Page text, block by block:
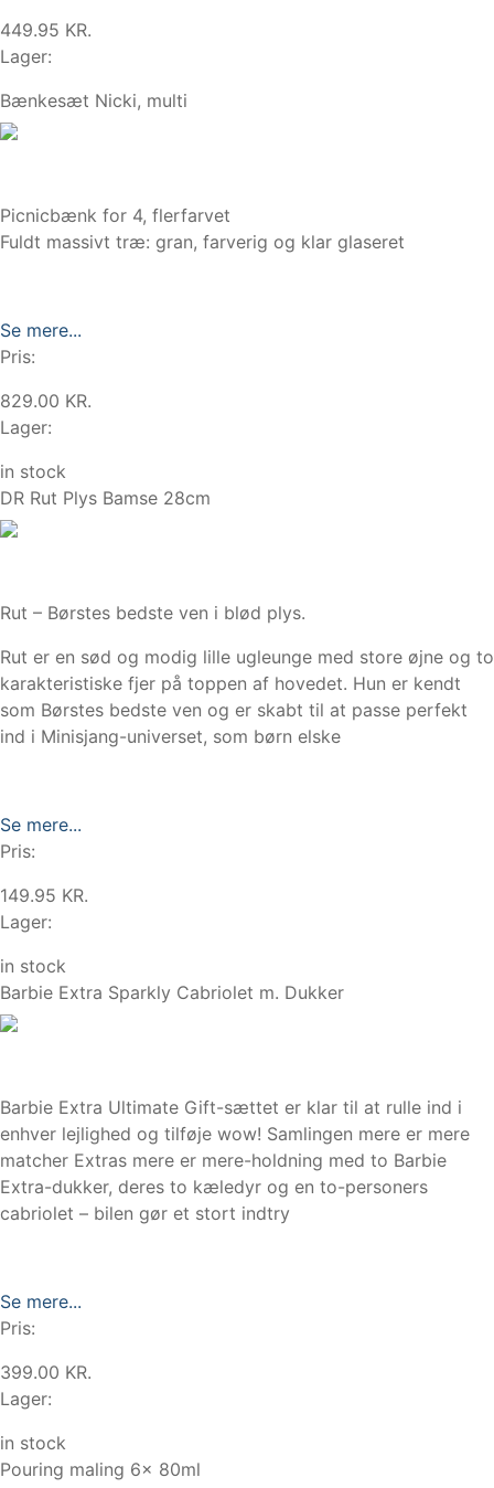
449.95 KR.
Lager:
Bænkesæt Nicki, multi
Picnicbænk for 4, flerfarvet
Fuldt massivt træ: gran, farverig og klar glaseret
Se mere...
Pris:
829.00 KR.
Lager:
in stock
DR Rut Plys Bamse 28cm
Rut – Børstes bedste ven i blød plys.
Rut er en sød og modig lille ugleunge med store øjne og to
karakteristiske fjer på toppen af hovedet. Hun er kendt
som Børstes bedste ven og er skabt til at passe perfekt
ind i Minisjang-universet, som børn elske
Se mere...
Pris:
149.95 KR.
Lager:
in stock
Barbie Extra Sparkly Cabriolet m. Dukker
Barbie Extra Ultimate Gift-sættet er klar til at rulle ind i
enhver lejlighed og tilføje wow! Samlingen mere er mere
matcher Extras mere er mere-holdning med to Barbie
Extra-dukker, deres to kæledyr og en to-personers
cabriolet – bilen gør et stort indtry
Se mere...
Pris:
399.00 KR.
Lager:
in stock
Pouring maling 6x 80ml